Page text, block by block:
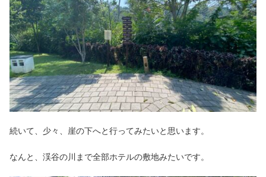
続いて、少々、崖の下へと行ってみたいと思います。
なんと、渓谷の川まで全部ホテルの敷地みたいです。